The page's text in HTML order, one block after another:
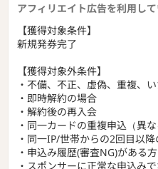
アフィリエイト広告を利用し
【獲得対象条件】
新規発券完了
【獲得対象外条件】
・不備、不正、虚偽、重複、
・即時解約の場合
・解約後の再入会
・同一カードの重複申込（異
・同一IP/世帯からの2回目以降
・申込み履歴(審査NG)がある
・スポンサーに正常な申込み